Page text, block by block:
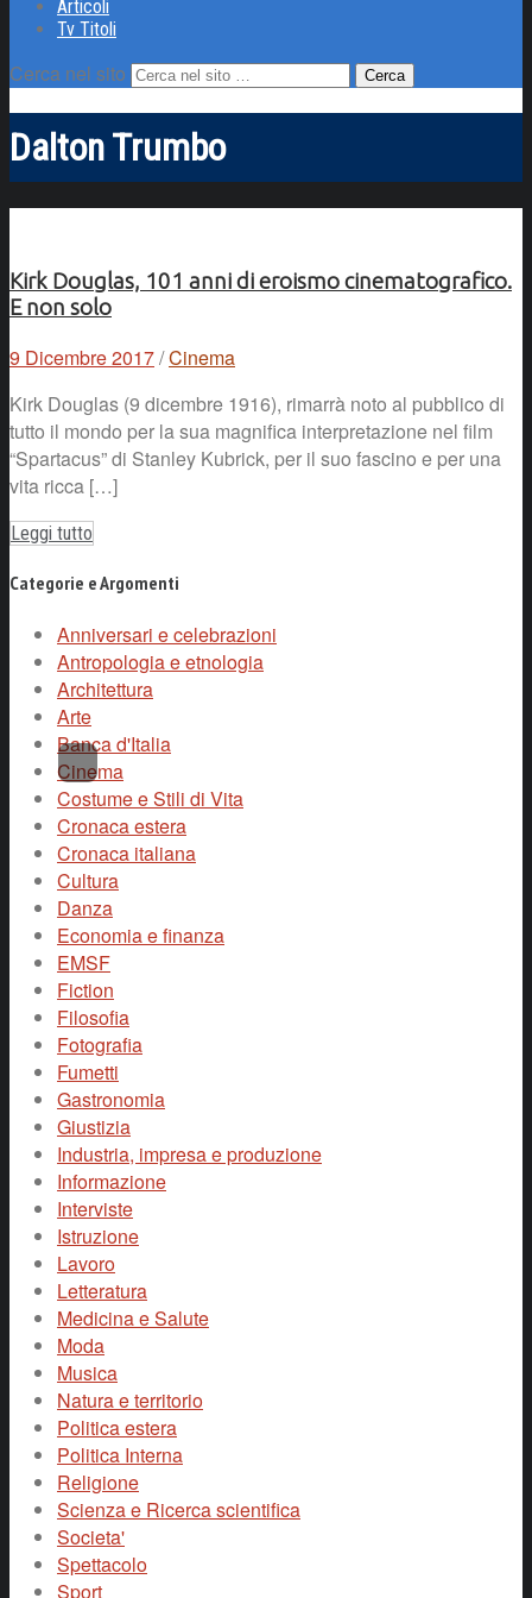
Articoli
Tv Titoli
Cerca nel sito
Dalton Trumbo
Kirk Douglas, 101 anni di eroismo cinematografico.
E non solo
9 Dicembre 2017/Cinema
Kirk Douglas (9 dicembre 1916), rimarrà noto al pubblico di
tutto il mondo per la sua magnifica interpretazione nel film
“Spartacus” di Stanley Kubrick, per il suo fascino e per una
vita ricca […]
Leggi tutto
Categorie e Argomenti
Anniversari e celebrazioni
Antropologia e etnologia
Architettura
Arte
Banca d'Italia
Cinema
Costume e Stili di Vita
Cronaca estera
Cronaca italiana
Cultura
Danza
Economia e finanza
EMSF
Fiction
Filosofia
Fotografia
Fumetti
Gastronomia
Giustizia
Industria, impresa e produzione
Informazione
Interviste
Istruzione
Lavoro
Letteratura
Medicina e Salute
Moda
Musica
Natura e territorio
Politica estera
Politica Interna
Religione
Scienza e Ricerca scientifica
Societa'
Spettacolo
Sport